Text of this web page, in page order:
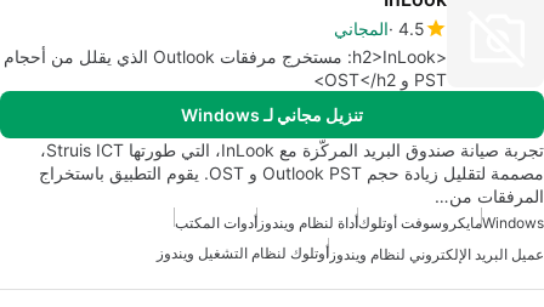
4.5 المجاني
<h2>InLook: مستخرج مرفقات Outlook الذي يقلل من أحجام
PST و OST</h2>
تنزيل مجاني لـ Windows
تجربة صيانة صندوق البريد المركّزة مع InLook، التي طورتها Struis ICT،
مصممة لتقليل زيادة حجم Outlook PST و OST. يقوم التطبيق باستخراج
المرفقات من…
Windowsمايكروسوفت أوتلوكأداة لنظام ويندوز أدوات المكتب
عميل البريد الإلكتروني لنظام ويندوز أوتلوك لنظام التشغيل ويندوز